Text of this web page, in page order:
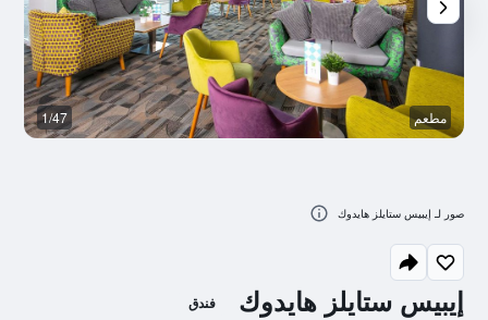
إيبيس ستايلز هايدوك فندق
مطعم 1/47
صور لـ إيبيس ستايلز هايدوك